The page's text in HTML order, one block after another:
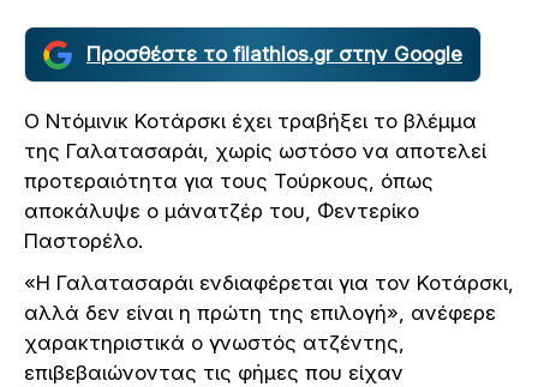
Προσθέστε το filathlos.gr στην Google
Ο Ντόμινικ Κοτάρσκι έχει τραβήξει το βλέμμα
της Γαλατασαράι, χωρίς ωστόσο να αποτελεί
προτεραιότητα για τους Τούρκους, όπως
αποκάλυψε ο μάνατζέρ του, Φεντερίκο
Παστορέλο.
«Η Γαλατασαράι ενδιαφέρεται για τον Κοτάρσκι,
αλλά δεν είναι η πρώτη της επιλογή», ανέφερε
χαρακτηριστικά ο γνωστός ατζέντης,
επιβεβαιώνοντας τις φήμες που είχαν